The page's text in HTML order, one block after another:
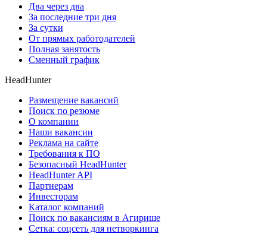
Два через два
За последние три дня
За сутки
От прямых работодателей
Полная занятость
Сменный график
HeadHunter
Размещение вакансий
Поиск по резюме
О компании
Наши вакансии
Реклама на сайте
Требования к ПО
Безопасный HeadHunter
HeadHunter API
Партнерам
Инвесторам
Каталог компаний
Поиск по вакансиям в Агирише
Сетка: соцсеть для нетворкинга